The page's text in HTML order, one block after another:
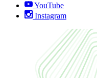
YouTube
Instagram